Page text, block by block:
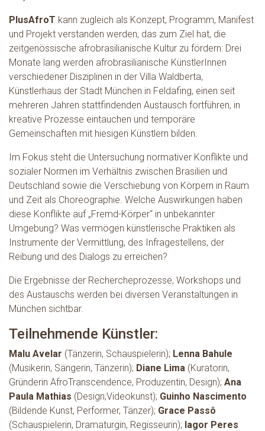
PlusAfroT kann zugleich als Konzept, Programm, Manifest
und Projekt verstanden werden, das zum Ziel hat, die
zeitgenössische afrobrasilianische Kultur zu fördern: Drei
Monate lang werden afrobrasilianische KünstlerInnen
verschiedener Disziplinen in der Villa Waldberta,
Künstlerhaus der Stadt München in Feldafing, einen seit
mehreren Jahren stattfindenden Austausch fortführen, in
kreative Prozesse eintauchen und temporäre
Gemeinschaften mit hiesigen Künstlern bilden.
Im Fokus steht die Untersuchung normativer Konflikte und
sozialer Normen im Verhältnis zwischen Brasilien und
Deutschland sowie die Verschiebung von Körpern in Raum
und Zeit als Choreographie. Welche Auswirkungen haben
diese Konflikte auf „Fremd-Körper“ in unbekannter
Umgebung? Was vermögen künstlerische Praktiken als
Instrumente der Vermittlung, des Infragestellens, der
Reibung und des Dialogs zu erreichen?
Die Ergebnisse der Rechercheprozesse, Workshops und
des Austauschs werden bei diversen Veranstaltungen in
München sichtbar.
Teilnehmende Künstler:
Malu Avelar (Tänzerin, Schauspielerin); Lenna Bahule
(Musikerin, Sängerin, Tänzerin); Diane Lima (Kuratorin,
Gründerin AfroTranscendence, Produzentin, Design); Ana
Paula Mathias (Design;Videokunst); Guinho Nascimento
(Bildende Kunst, Performer, Tänzer); Grace Passô
(Schauspielerin, Dramaturgin, Regisseurin); Iagor Peres